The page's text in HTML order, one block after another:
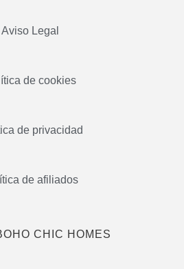
Aviso Legal
de cookies
de privacidad
de afiliados
CHIC HOMES